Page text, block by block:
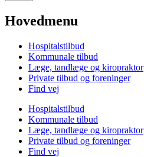
Hovedmenu
Hospitalstilbud
Kommunale tilbud
Læge, tandlæge og kiropraktor
Private tilbud og foreninger
Find vej
Hospitalstilbud
Kommunale tilbud
Læge, tandlæge og kiropraktor
Private tilbud og foreninger
Find vej